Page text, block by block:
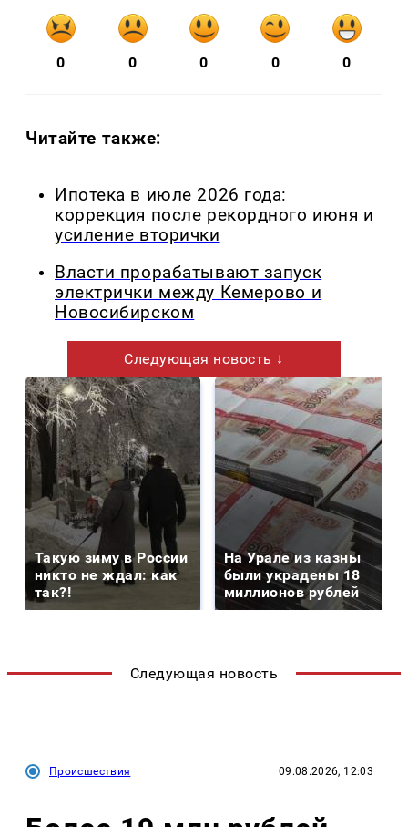
0 0 0 0 0
Читайте также:
Ипотека в июле 2026 года:
коррекция после рекордного июня и
усиление вторички
Власти прорабатывают запуск
электрички между Кемерово и
Новосибирском
Следующая новость ↓
Такую зиму в России
никто не ждал: как
так?!
На Урале из казны
были украдены 18
миллионов рублей
Следующая новость
Происшествия 09.08.2026, 12:03